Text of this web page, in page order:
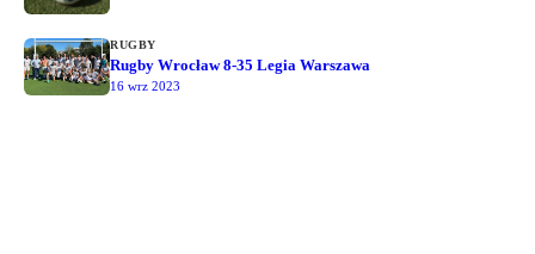
RUGBY
Rugby Wrocław 8-35 Legia Warszawa
16 wrz 2023